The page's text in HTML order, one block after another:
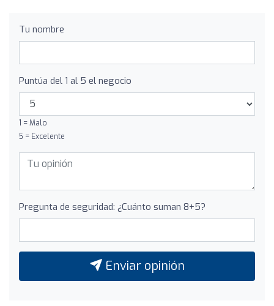
Tu nombre
Puntúa del 1 al 5 el negocio
1 = Malo
5 = Excelente
Pregunta de seguridad: ¿Cuánto suman 8+5?
Enviar opinión